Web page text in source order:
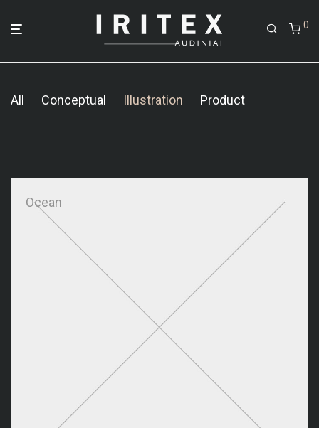
0
All Conceptual Illustration Product
Minimal Clock
Ocean